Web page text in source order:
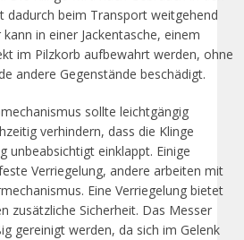
dadurch beim Transport weitgehend
in einer Jackentasche, einem
im Pilzkorb aufbewahrt werden, ohne
andere Gegenstände beschädigt.
sollte leichtgängig
verhindern, dass die Klinge
unbeabsichtigt einklappt. Einige
Verriegelung, andere arbeiten mit
Eine Verriegelung bietet
zusätzliche Sicherheit. Das Messer
gereinigt werden, da sich im Gelenk